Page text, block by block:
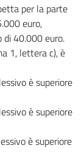
per la parte
euro,
di 40.000 euro.
1, lettera c), è
è superiore
è superiore
è superiore